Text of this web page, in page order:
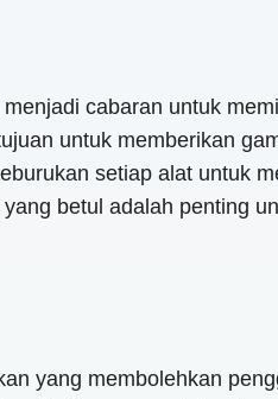
cabaran untuk
untuk memberikan
setiap alat untuk
betul adalah penting
yang membolehkan